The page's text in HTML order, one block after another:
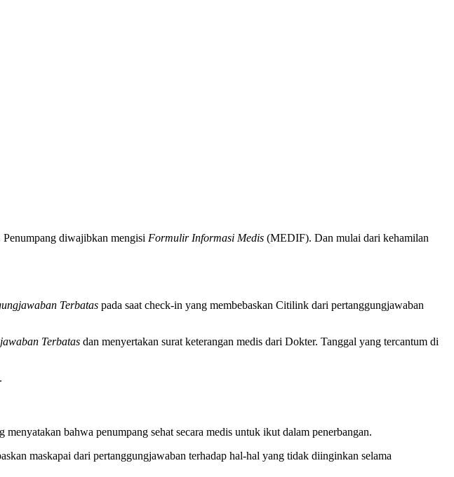
diwajibkan mengisi Formulir Informasi Medis (MEDIF). Dan mulai dari kehamilan
Terbatas pada saat check-in yang membebaskan Citilink dari pertanggungjawaban
Terbatas dan menyertakan surat keterangan medis dari Dokter. Tanggal yang tercantum di
bahwa penumpang sehat secara medis untuk ikut dalam penerbangan.
maskapai dari pertanggungjawaban terhadap hal-hal yang tidak diinginkan selama